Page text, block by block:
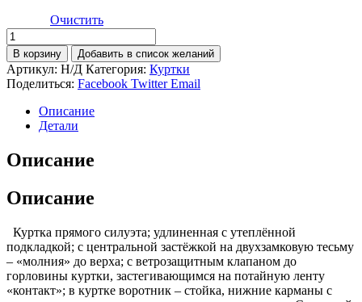
Очистить
Количество
товара
КУРТКА
"ТЕРМИНАЛ"
В корзину Добавить в список желаний
Артикул: Н/Д Категория: Куртки
Поделиться: Facebook Twitter Email
Описание
Детали
Описание
Описание
Куртка прямого силуэта; удлиненная с утеплённой
подкладкой; с центральной застёжкой на двухзамковую тесьму
– «молния» до верха; с ветрозащитным клапаном до
горловины куртки, застегивающимся на потайную ленту
«контакт»; в куртке воротник – стойка, нижние карманы с